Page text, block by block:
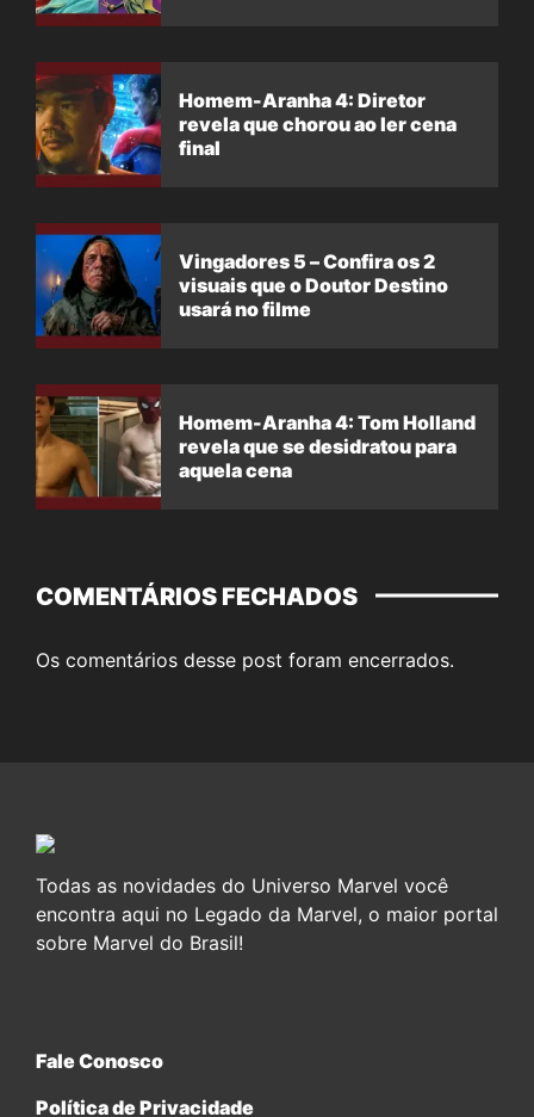
Homem-Aranha 4: Diretor
revela que chorou ao ler cena
final
Vingadores 5 – Confira os 2
visuais que o Doutor Destino
usará no filme
Homem-Aranha 4: Tom Holland
revela que se desidratou para
aquela cena
COMENTÁRIOS FECHADOS
Os comentários desse post foram encerrados.
Todas as novidades do Universo Marvel você
encontra aqui no Legado da Marvel, o maior portal
sobre Marvel do Brasil!
Fale Conosco
Política de Privacidade